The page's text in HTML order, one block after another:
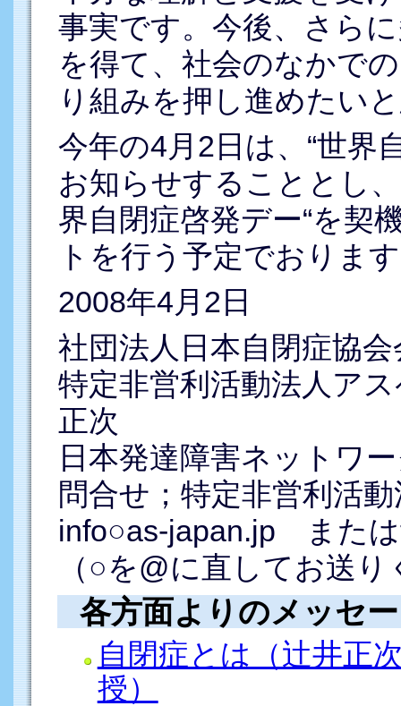
事実です。今後、さら
を得て、社会のなかで
り組みを押し進めたい
今年の4月2日は、“世界
お知らせすることとし
界自閉症啓発デー“を契
トを行う予定でおりま
2008年4月2日
社団法人日本自閉症協
特定非営利活動法人ア
正次
日本発達障害ネット
問合せ；特定非営利活
info○as-japan.jp また
（○を@に直してお送
各方面よりのメッセ
自閉症とは（辻井正
授）